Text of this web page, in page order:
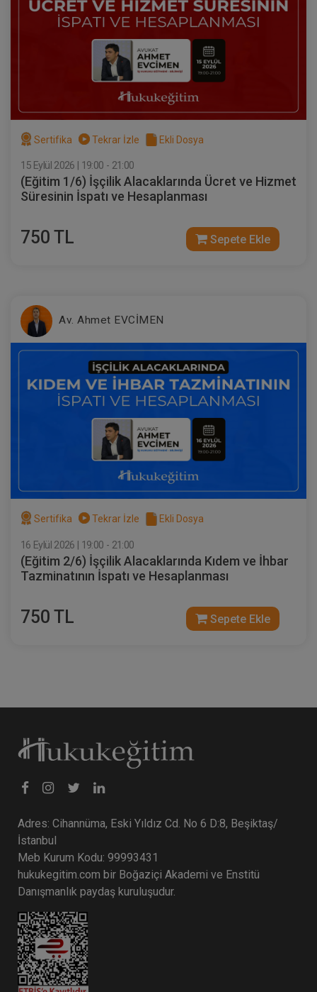
Tekrar İzle
VII. TİCARET HUKUKU KONGRESİ (Erken
Kayıt İndirimli)
480
1000 TL Sepete Ekle
Sertifika Tekrar İzle Ekli Dosya
15 Eylül 2026 | 19:00 - 21:00
(Eğitim 1/6) İşçilik Alacaklarında Ücret ve Hizmet
Süresinin İspatı ve Hesaplanması
750 TL Sepete Ekle
Av. Ahmet EVCİMEN
Sertifika Tekrar İzle Ekli Dosya
16 Eylül 2026 | 19:00 - 21:00
(Eğitim 2/6) İşçilik Alacaklarında Kıdem ve İhbar
Tazminatının İspatı ve Hesaplanması
750 TL Sepete Ekle
Adres: Cihannüma, Eski Yıldız Cd. No 6 D:8, Beşiktaş/
İstanbul
Meb Kurum Kodu: 99993431
hukukegitim.com bir Boğaziçi Akademi ve Enstitü
Danışmanlık paydaş kuruluşudur.